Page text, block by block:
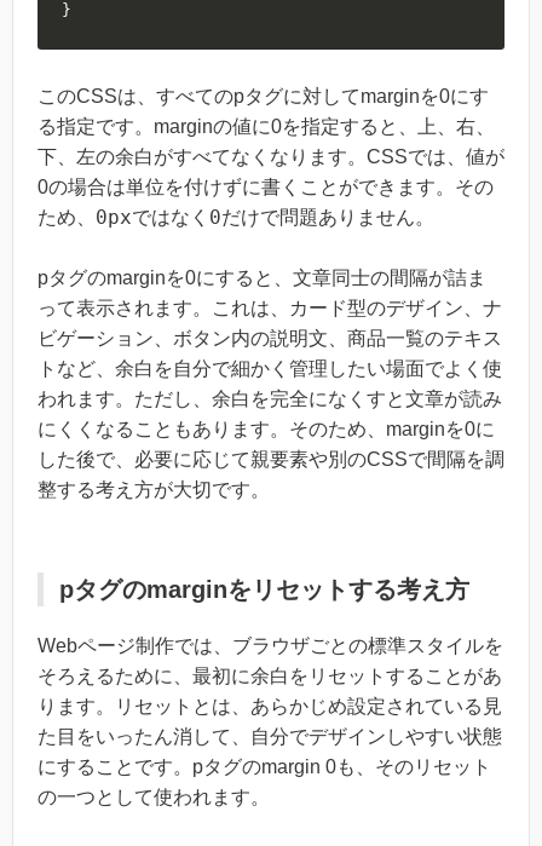
}
このCSSは、すべてのpタグに対してmarginを0にす
る指定です。marginの値に0を指定すると、上、右、
下、左の余白がすべてなくなります。CSSでは、値が
0の場合は単位を付けずに書くことができます。その
ため、 0pxではなく 0だけで問題ありません。
pタグのmarginを0にすると、文章同士の間隔が詰ま
って表示されます。これは、カード型のデザイン、ナ
ビゲーション、ボタン内の説明文、商品一覧のテキス
トなど、余白を自分で細かく管理したい場面でよく使
われます。ただし、余白を完全になくすと文章が読み
にくくなることもあります。そのため、marginを0に
した後で、必要に応じて親要素や別のCSSで間隔を調
整する考え方が大切です。
pタグのmarginをリセットする考え方
Webページ制作では、ブラウザごとの標準スタイルを
そろえるために、最初に余白をリセットすることがあ
ります。リセットとは、あらかじめ設定されている見
た目をいったん消して、自分でデザインしやすい状態
にすることです。pタグのmargin 0も、そのリセット
の一つとして使われます。